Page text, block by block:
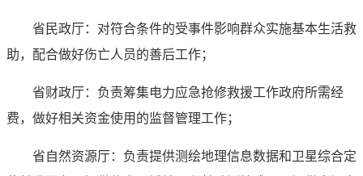
省民政厅：对符合条件的受事件影响群众实施基本生活救
助，配合做好伤亡人员的善后工作；
省财政厅：负责筹集电力应急抢修救援工作政府所需经
费，做好相关资金使用的监督管理工作；
省自然资源厅：负责提供测绘地理信息数据和卫星综合定